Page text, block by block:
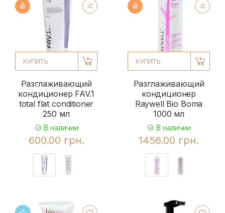
КУПИТЬ
Разглаживающий
кондиционер FAV.1
total flat conditioner
250 мл
В наличии
600.00 грн.
КУПИТЬ
Разглаживающий
кондиционер
Raywell Bio Boma
1000 мл
В наличии
1456.00 грн.